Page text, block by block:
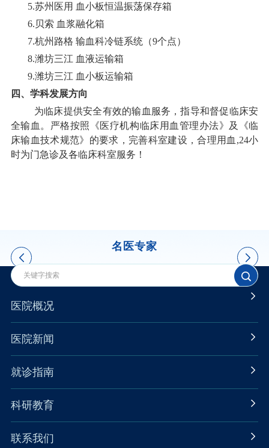
5.苏州医用 血小板恒温振荡保存箱
6.贝索 血浆融化箱
7.杭州路格 输血科冷链系统（9个点）
8.潍坊三江 血液运输箱
9.潍坊三江 血小板运输箱
四、学科发展方向
为临床提供安全有效的输血服务，指导和督促临床安
全输血。严格按照《医疗机构临床用血管理办法》及《临
床输血技术规范》的要求，完善科室建设，合理用血 ,24小
时为门急诊及各临床科室服务！
名医专家
医院概况
医院新闻
就诊指南
科研教育
联系我们